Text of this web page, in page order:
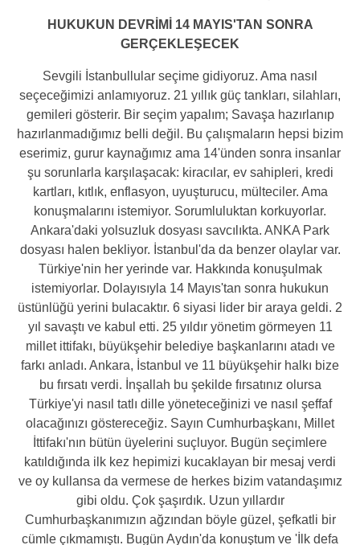
HUKUKUN DEVRİMİ 14 MAYIS'TAN SONRA
GERÇEKLEŞECEK
Sevgili İstanbullular seçime gidiyoruz. Ama nasıl
seçeceğimizi anlamıyoruz. 21 yıllık güç tankları, silahları,
gemileri gösterir. Bir seçim yapalım; Savaşa hazırlanıp
hazırlanmadığımız belli değil. Bu çalışmaların hepsi bizim
eserimiz, gurur kaynağımız ama 14'ünden sonra insanlar
şu sorunlarla karşılaşacak: kiracılar, ev sahipleri, kredi
kartları, kıtlık, enflasyon, uyuşturucu, mülteciler. Ama
konuşmalarını istemiyor. Sorumluluktan korkuyorlar.
Ankara'daki yolsuzluk dosyası savcılıkta. ANKA Park
dosyası halen bekliyor. İstanbul'da da benzer olaylar var.
Türkiye'nin her yerinde var. Hakkında konuşulmak
istemiyorlar. Dolayısıyla 14 Mayıs'tan sonra hukukun
üstünlüğü yerini bulacaktır. 6 siyasi lider bir araya geldi. 2
yıl savaştı ve kabul etti. 25 yıldır yönetim görmeyen 11
millet ittifakı, büyükşehir belediye başkanlarını atadı ve
farkı anladı. Ankara, İstanbul ve 11 büyükşehir halkı bize
bu fırsatı verdi. İnşallah bu şekilde fırsatınız olursa
Türkiye'yi nasıl tatlı dille yöneteceğinizi ve nasıl şeffaf
olacağınızı göstereceğiz. Sayın Cumhurbaşkanı, Millet
İttifakı'nın bütün üyelerini suçluyor. Bugün seçimlere
katıldığında ilk kez hepimizi kucaklayan bir mesaj verdi
ve oy kullansa da vermese de herkes bizim vatandaşımız
gibi oldu. Çok şaşırdık. Uzun yıllardır
Cumhurbaşkanımızın ağzından böyle güzel, şefkatli bir
cümle çıkmamıştı. Bugün Aydın'da konuştum ve 'İlk defa